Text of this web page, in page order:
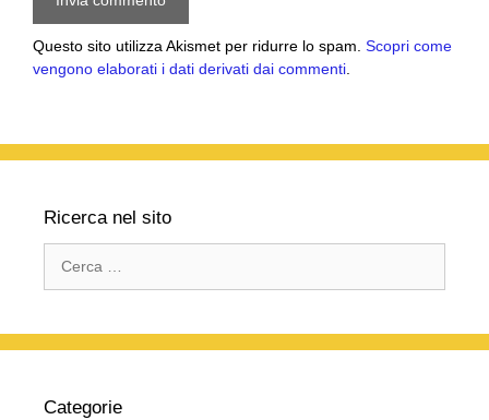
Questo sito utilizza Akismet per ridurre lo spam. Scopri come
vengono elaborati i dati derivati dai commenti.
Ricerca nel sito
per:
Categorie